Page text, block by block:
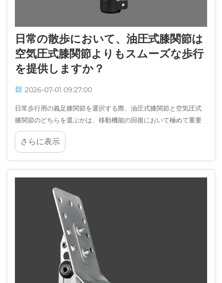
日常の散歩において、油圧式膝関節は
空気圧式膝関節よりもスムーズな歩行
を提供しますか？
2026-07-01 09:27:00
日常歩行用の義足膝関節を選択する際、油圧式膝関節と空気圧式
膝関節のどちらを選ぶかは、移動機能の回復において極めて重要
な判断となります。両技術とも、自然な歩行パターンの再現を目
的としています…
さらに表示